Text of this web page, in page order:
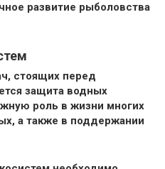
развитие рыболовства
стоящих перед
защита водных
роль в жизни многих
а также в поддержании